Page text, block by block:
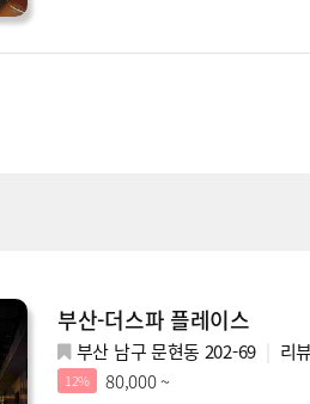
부산-더스파 플레이스
부산 남구 문현동 202-69 리뷰
12% 80,000 ~